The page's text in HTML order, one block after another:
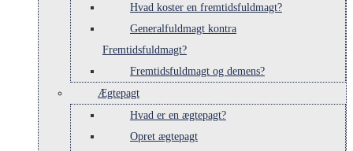
Hvad koster en fremtidsfuldmagt?
Generalfuldmagt kontra
Fremtidsfuldmagt?
Fremtidsfuldmagt og demens?
Ægtepagt
Hvad er en ægtepagt?
Opret ægtepagt